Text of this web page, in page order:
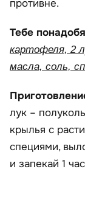
противне.
Тебе
картофеля, 2
масла, соль,
лук –
крылья с
специями,
и запекай 1